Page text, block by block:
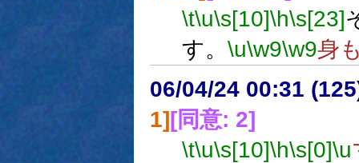
\t\u\s[10]\h\s[23]
す。 \u\w9\w9身
06/04/24 00:31
1][同意: 2]
\t\u\s[10]\h\s[0]\u